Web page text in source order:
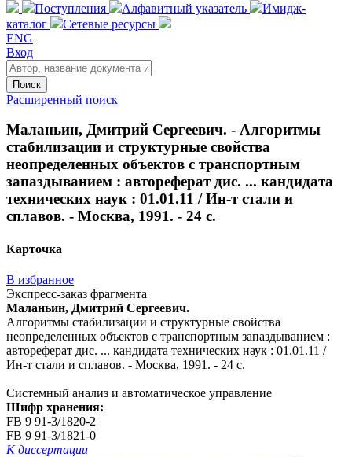
Поступления Алфавитный указатель
Имидж-
каталог
Сетевые ресурсы
ENG
Вход
Поиск
Расширенный поиск
Маланьин, Дмитрий Сергеевич. - Алгоритмы
стабилизации и структурные свойства
неопределенных объектов с транспортным
запаздыванием : автореферат дис. ... кандидата
технических наук : 01.01.11 / Ин-т стали и
сплавов. - Москва, 1991. - 24 с.
Карточка
В избранное
Экспресс-заказ фрагмента
Маланьин, Дмитрий Сергеевич.
Алгоритмы стабилизации и структурные свойства
неопределенных объектов с транспортным запаздыванием :
автореферат дис. ... кандидата технических наук : 01.01.11 /
Ин-т стали и сплавов. - Москва, 1991. - 24 с.
Системный анализ и автоматическое управление
Шифр хранения:
FB 9 91-3/1820-2
FB 9 91-3/1821-0
К диссертации